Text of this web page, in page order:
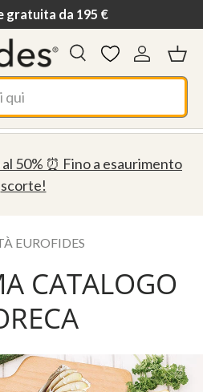
gratuita da 195 €
Cerca Accedi
50% ⏰ Fino a esaurimento
scorte!
EUROFIDES
CATALOGO